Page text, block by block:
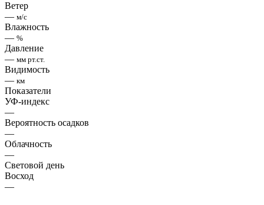
Ветер
— м/с
Влажность
— %
Давление
— мм рт.ст.
Видимость
— км
Показатели
УФ-индекс
—
Вероятность осадков
—
Облачность
—
Световой день
Восход
—